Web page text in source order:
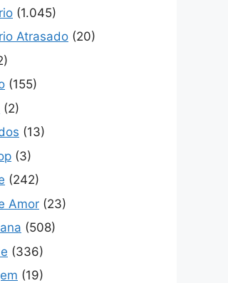
(1.045)
Atrasado (20)
(155)
(2)
(13)
(3)
(242)
Amor (23)
(508)
(336)
(19)